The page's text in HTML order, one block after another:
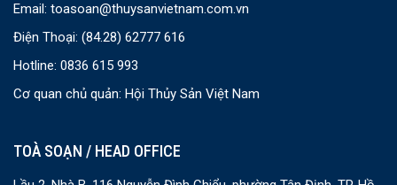
Email: toasoan@thuysanvietnam.com.vn
Điện Thoại: (84.28) 62777 616
Hotline: 0836 615 993
Cơ quan chủ quản: Hội Thủy Sản Việt Nam
TOÀ SOẠN / HEAD OFFICE